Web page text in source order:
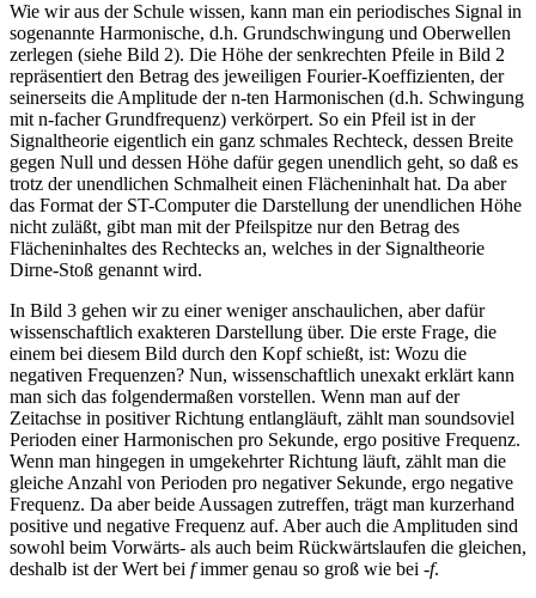
Wie wir aus der Schule wissen, kann man ein periodisches Signal in
sogenannte Harmonische, d.h. Grundschwingung und Oberwellen
zerlegen (siehe Bild 2). Die Höhe der senkrechten Pfeile in Bild 2
repräsentiert den Betrag des jeweiligen Fourier-Koeffizienten, der
seinerseits die Amplitude der n-ten Harmonischen (d.h. Schwingung
mit n-facher Grundfrequenz) verkörpert. So ein Pfeil ist in der
Signaltheorie eigentlich ein ganz schmales Rechteck, dessen Breite
gegen Null und dessen Höhe dafür gegen unendlich geht, so daß es
trotz der unendlichen Schmalheit einen Flächeninhalt hat. Da aber
das Format der ST-Computer die Darstellung der unendlichen Höhe
nicht zuläßt, gibt man mit der Pfeilspitze nur den Betrag des
Flächeninhaltes des Rechtecks an, welches in der Signaltheorie
Dirne-Stoß genannt wird.
In Bild 3 gehen wir zu einer weniger anschaulichen, aber dafür
wissenschaftlich exakteren Darstellung über. Die erste Frage, die
einem bei diesem Bild durch den Kopf schießt, ist: Wozu die
negativen Frequenzen? Nun, wissenschaftlich unexakt erklärt kann
man sich das folgendermaßen vorstellen. Wenn man auf der
Zeitachse in positiver Richtung entlangläuft, zählt man soundsoviel
Perioden einer Harmonischen pro Sekunde, ergo positive Frequenz.
Wenn man hingegen in umgekehrter Richtung läuft, zählt man die
gleiche Anzahl von Perioden pro negativer Sekunde, ergo negative
Frequenz. Da aber beide Aussagen zutreffen, trägt man kurzerhand
positive und negative Frequenz auf. Aber auch die Amplituden sind
sowohl beim Vorwärts- als auch beim Rückwärtslaufen die gleichen,
deshalb ist der Wert bei fimmer genau so groß wie bei -f.